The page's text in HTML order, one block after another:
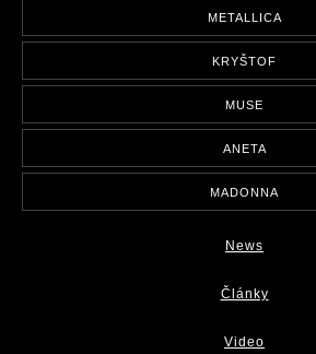
METALLICA
KRYŠTOF
MUSE
ANETA
MADONNA
News
Články
Video